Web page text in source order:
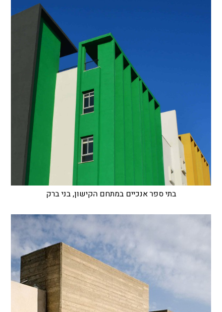
בתי ספר אנכיים במתחם הקישון, בני ברק